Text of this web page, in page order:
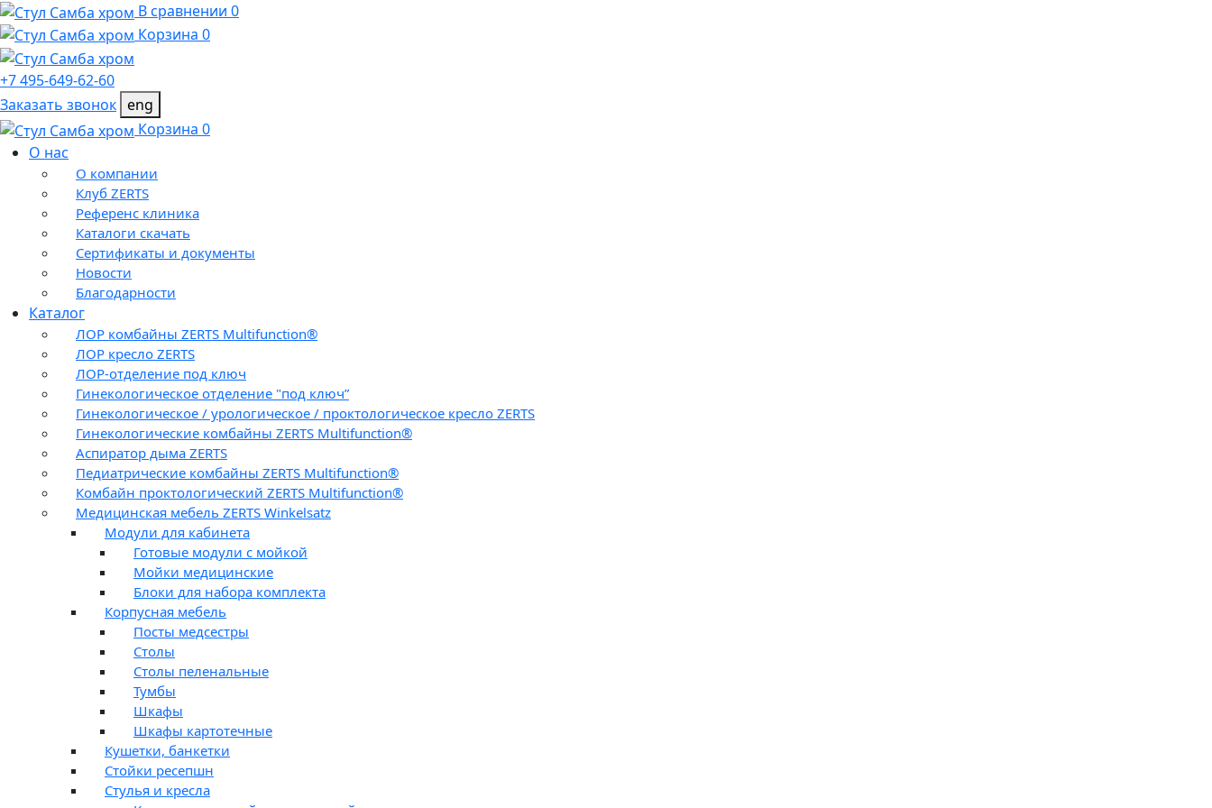
В сравнении 0
Корзина 0
+7 495-649-62-60
Заказать звонок eng
Корзина 0
О нас
О компании
Клуб ZERTS
Референс клиника
Каталоги скачать
Сертификаты и документы
Новости
Благодарности
Каталог
ЛОР комбайны ZERTS Multifunction®
ЛОР кресло ZERTS
ЛОР-отделение под ключ
Гинекологическое отделение "под ключ”
Гинекологическое / урологическое / проктологическое кресло ZERTS
Гинекологические комбайны ZERTS Multifunction®
Аспиратор дыма ZERTS
Педиатрические комбайны ZERTS Multifunction®
Комбайн проктологический ZERTS Multifunction®
Медицинская мебель ZERTS Winkelsatz
Модули для кабинета
Готовые модули с мойкой
Мойки медицинские
Блоки для набора комплекта
Корпусная мебель
Посты медсестры
Столы
Столы пеленальные
Тумбы
Шкафы
Шкафы картотечные
Кушетки, банкетки
Стойки ресепшн
Стулья и кресла